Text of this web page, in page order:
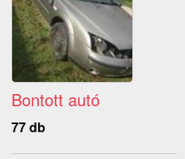
Bontott autó
77 db